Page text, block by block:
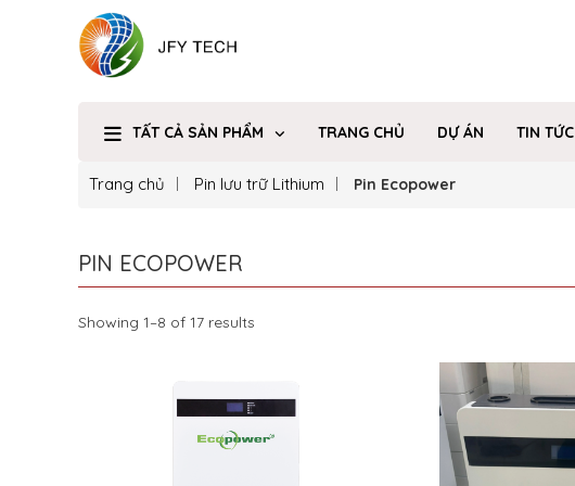
TẤT CẢ SẢN PHẨM TRANG CHỦ DỰ ÁN TIN TỨC
Trang chủ Pin lưu trữ Lithium Pin Ecopower
PIN ECOPOWER
Showing 1–8 of 17 results